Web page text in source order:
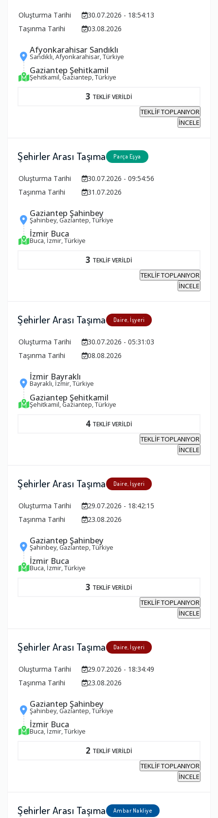
Oluşturma Tarihi
30.07.2026 - 18:54:13
Taşınma Tarihi
03.08.2026
Afyonkarahisar Sandıklı
Sandıklı, Afyonkarahisar, Türkiye
Gaziantep Şehitkamil
Şehitkamil, Gaziantep, Türkiye
3 TEKLİF VERİLDİ
TEKLİF TOPLANIYOR
İNCELE
Şehirler Arası Taşıma Parça Eşya
Oluşturma Tarihi
30.07.2026 - 09:54:56
Taşınma Tarihi
31.07.2026
Gaziantep Şahinbey
Şahinbey, Gaziantep, Türkiye
İzmir Buca
Buca, İzmir, Türkiye
3 TEKLİF VERİLDİ
TEKLİF TOPLANIYOR
İNCELE
Şehirler Arası Taşıma Daire, İşyeri
Oluşturma Tarihi
30.07.2026 - 05:31:03
Taşınma Tarihi
08.08.2026
İzmir Bayraklı
Bayraklı, İzmir, Türkiye
Gaziantep Şehitkamil
Şehitkamil, Gaziantep, Türkiye
4 TEKLİF VERİLDİ
TEKLİF TOPLANIYOR
İNCELE
Şehirler Arası Taşıma Daire, İşyeri
Oluşturma Tarihi
29.07.2026 - 18:42:15
Taşınma Tarihi
23.08.2026
Gaziantep Şahinbey
Şahinbey, Gaziantep, Türkiye
İzmir Buca
Buca, İzmir, Türkiye
3 TEKLİF VERİLDİ
TEKLİF TOPLANIYOR
İNCELE
Şehirler Arası Taşıma Daire, İşyeri
Oluşturma Tarihi
29.07.2026 - 18:34:49
Taşınma Tarihi
23.08.2026
Gaziantep Şahinbey
Şahinbey, Gaziantep, Türkiye
İzmir Buca
Buca, İzmir, Türkiye
2 TEKLİF VERİLDİ
TEKLİF TOPLANIYOR
İNCELE
Şehirler Arası Taşıma Ambar Nakliye